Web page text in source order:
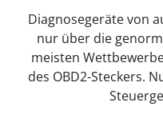
Diagnosegeräte von
nur über die
meisten
des OBD2-Steckers.